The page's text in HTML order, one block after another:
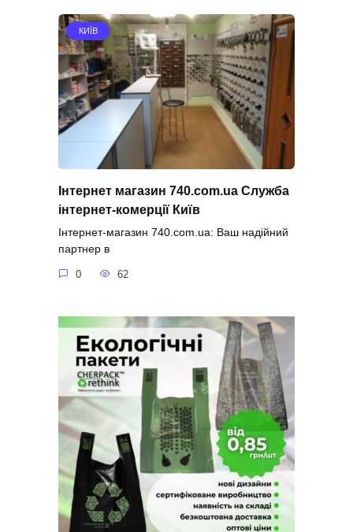
КИЇВ
Інтернет магазин 740.com.ua Служба
інтернет-комерції Київ
Інтернет-магазин 740.com.ua: Ваш надійний
партнер в
0 62